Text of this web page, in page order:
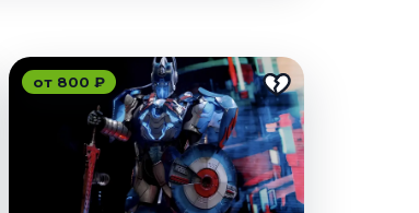
от 800 ₽